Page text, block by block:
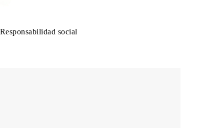
Responsabilidad social